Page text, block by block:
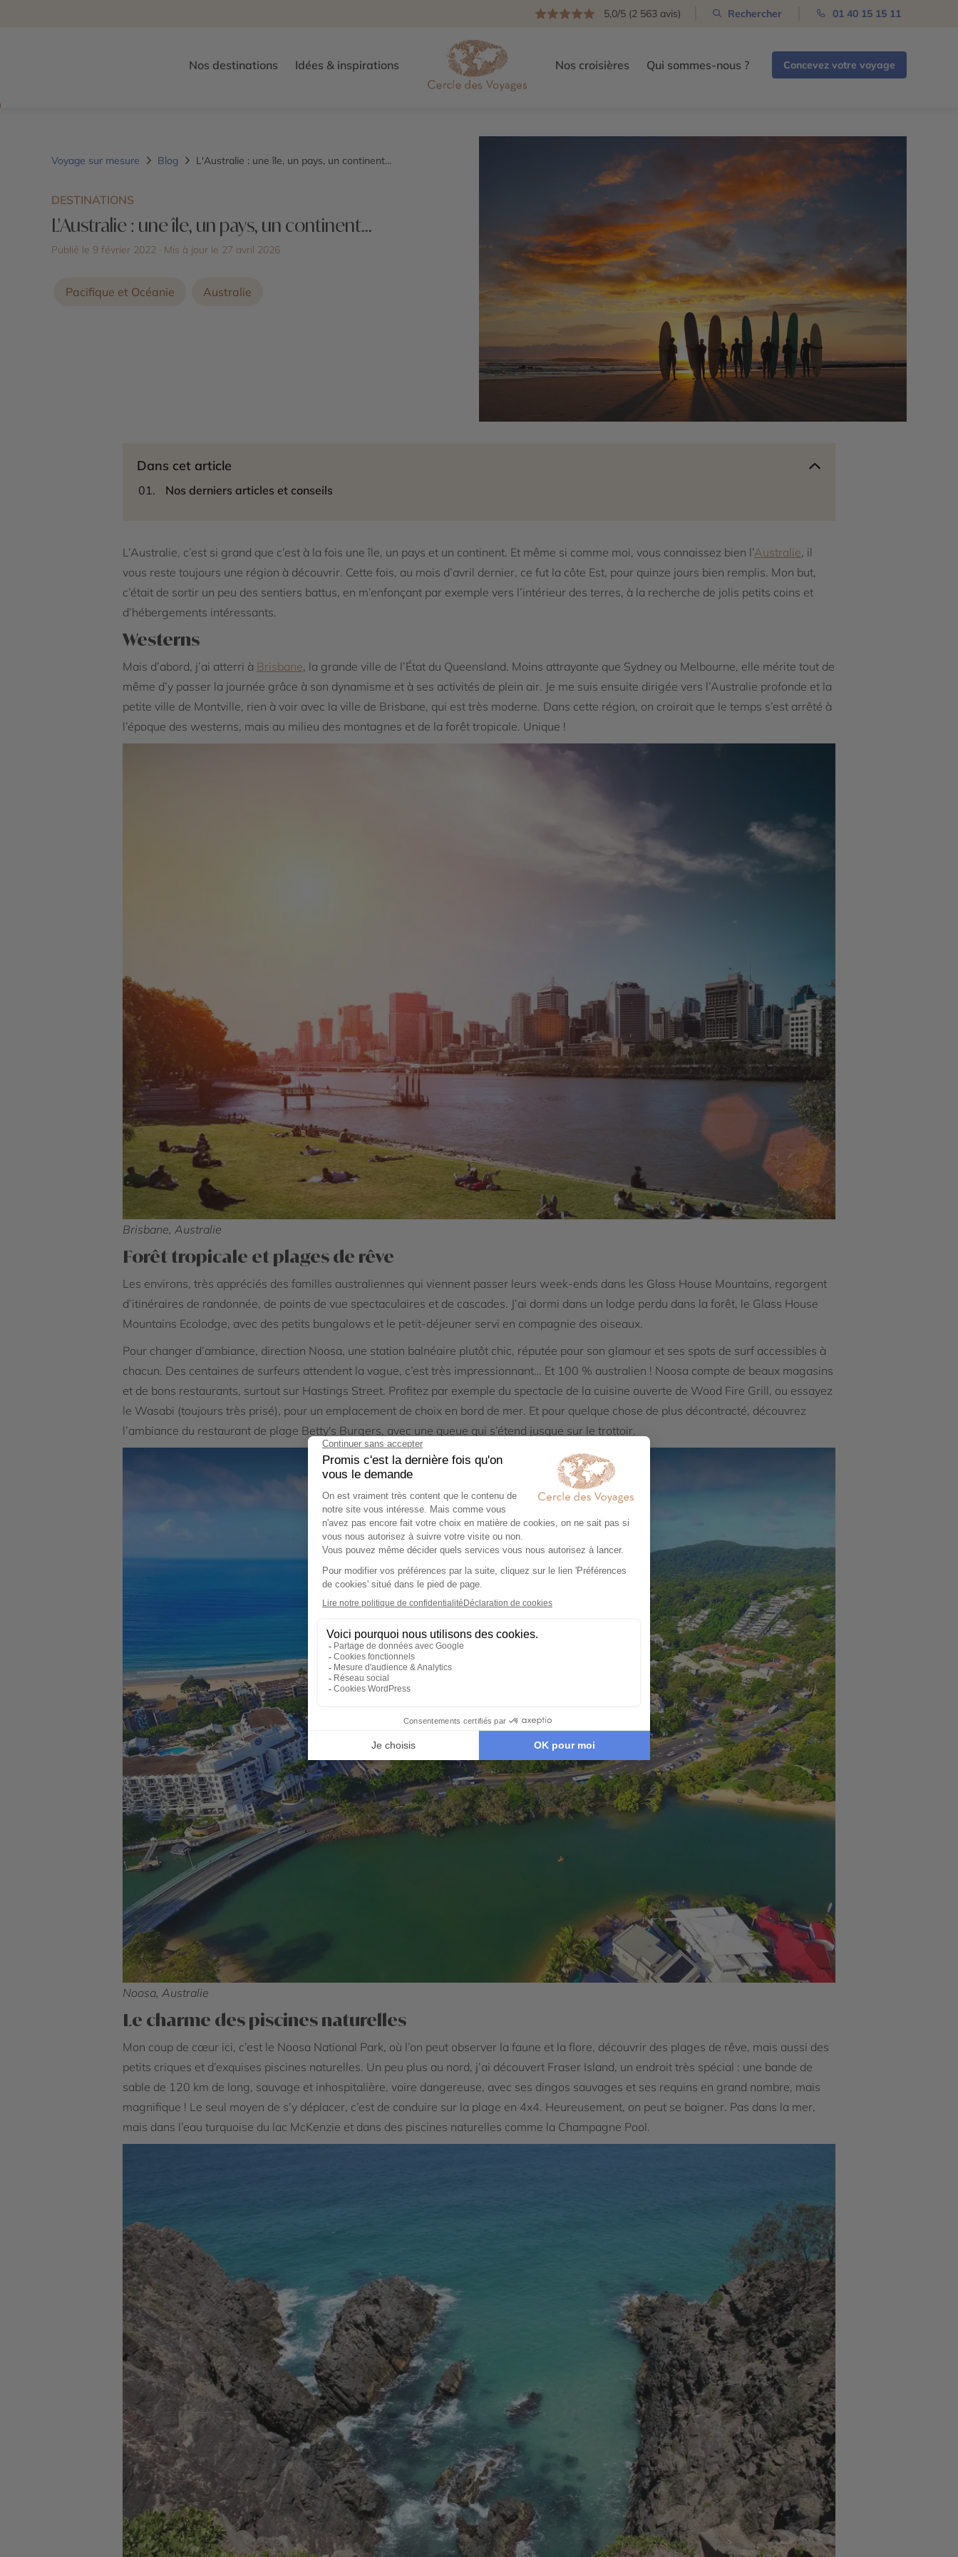
5,0/5 (2 563 avis) Rechercher 01 40 15 15 11
Nos destinations Idées & inspirations Nos croisières Qui sommes-nous ? Concevez votre voyage
Voyage sur mesure Blog L'Australie : une île, un pays, un continent...
DESTINATIONS
L'Australie : une île, un pays, un continent...
Publié le 9 février 2022 · Mis à jour le 27 avril 2026
Pacifique et Océanie Australie
Dans cet article
Nos derniers articles et conseils
L’Australie, c’est si grand que c’est à la fois une île, un pays et un continent. Et même si comme moi, vous connaissez bien l’Australie, il
vous reste toujours une région à découvrir. Cette fois, au mois d’avril dernier, ce fut la côte Est, pour quinze jours bien remplis. Mon but,
c’était de sortir un peu des sentiers battus, en m’enfonçant par exemple vers l’intérieur des terres, à la recherche de jolis petits coins et
d’hébergements intéressants.
Westerns
Mais d’abord, j’ai atterri à Brisbane, la grande ville de l’État du Queensland. Moins attrayante que Sydney ou Melbourne, elle mérite tout de
même d’y passer la journée grâce à son dynamisme et à ses activités de plein air. Je me suis ensuite dirigée vers l’Australie profonde et la
petite ville de Montville, rien à voir avec la ville de Brisbane, qui est très moderne. Dans cette région, on croirait que le temps s’est arrêté à
l’époque des westerns, mais au milieu des montagnes et de la forêt tropicale. Unique !
Brisbane, Australie
Forêt tropicale et plages de rêve
Les environs, très appréciés des familles australiennes qui viennent passer leurs week-ends dans les Glass House Mountains, regorgent
d’itinéraires de randonnée, de points de vue spectaculaires et de cascades. J’ai dormi dans un lodge perdu dans la forêt, le Glass House
Mountains Ecolodge, avec des petits bungalows et le petit-déjeuner servi en compagnie des oiseaux.
Pour changer d’ambiance, direction Noosa, une station balnéaire plutôt chic, réputée pour son glamour et ses spots de surf accessibles à
chacun. Des centaines de surfeurs attendent la vague, c’est très impressionnant… Et 100 % australien ! Noosa compte de beaux magasins
et de bons restaurants, surtout sur Hastings Street. Profitez par exemple du spectacle de la cuisine ouverte de Wood Fire Grill, ou essayez
le Wasabi (toujours très prisé), pour un emplacement de choix en bord de mer. Et pour quelque chose de plus décontracté, découvrez
l’ambiance du restaurant de plage Betty's Burgers, avec une queue qui s’étend jusque sur le trottoir.
Noosa, Australie
Le charme des piscines naturelles
Mon coup de cœur ici, c’est le Noosa National Park, où l’on peut observer la faune et la flore, découvrir des plages de rêve, mais aussi des
petits criques et d’exquises piscines naturelles. Un peu plus au nord, j’ai découvert Fraser Island, un endroit très spécial : une bande de
sable de 120 km de long, sauvage et inhospitalière, voire dangereuse, avec ses dingos sauvages et ses requins en grand nombre, mais
magnifique ! Le seul moyen de s’y déplacer, c’est de conduire sur la plage en 4x4. Heureusement, on peut se baigner. Pas dans la mer,
mais dans l’eau turquoise du lac McKenzie et dans des piscines naturelles comme la Champagne Pool.